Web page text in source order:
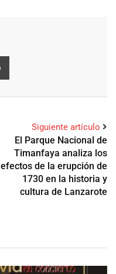
Siguiente artículo
El Parque Nacional de
Timanfaya analiza los
efectos de la erupción de
1730 en la historia y
cultura de Lanzarote